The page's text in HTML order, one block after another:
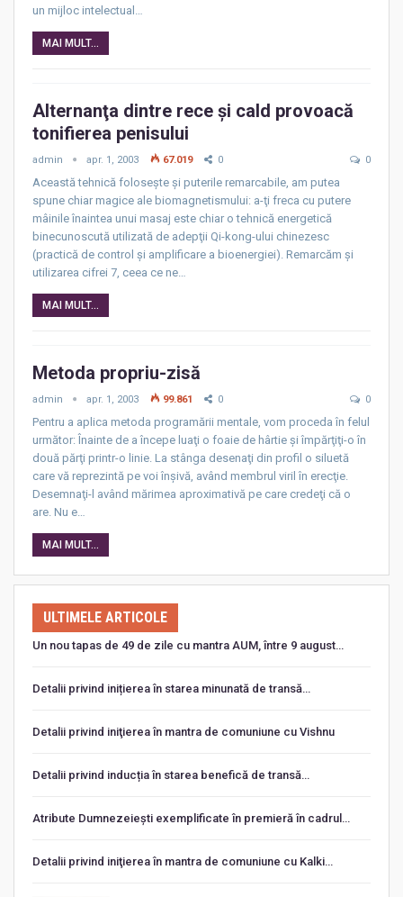
un mijloc intelectual…
MAI MULT...
Alternanţa dintre rece şi cald provoacă
tonifierea penisului
admin apr. 1, 2003 67.019 0 0
Această tehnică foloseşte şi puterile remarcabile, am putea
spune chiar magice ale biomagnetismului: a-ţi freca cu putere
mâinile înaintea unui masaj este chiar o tehnică energetică
binecunoscută utilizată de adepţii Qi-kong-ului chinezesc
(practică de control şi amplificare a bioenergiei). Remarcăm şi
utilizarea cifrei 7, ceea ce ne…
MAI MULT...
Metoda propriu-zisă
admin apr. 1, 2003 99.861 0 0
Pentru a aplica metoda programării mentale, vom proceda în felul
următor: Înainte de a începe luaţi o foaie de hârtie şi împărţiţi-o în
două părţi printr-o linie. La stânga desenaţi din profil o siluetă
care vă reprezintă pe voi înşivă, având membrul viril în erecţie.
Desemnaţi-l având mărimea aproximativă pe care credeţi că o
are. Nu e…
MAI MULT...
ULTIMELE ARTICOLE
Un nou tapas de 49 de zile cu mantra AUM, între 9 august…
Detalii privind inițierea în starea minunată de transă…
Detalii privind iniţierea în mantra de comuniune cu Vishnu
Detalii privind inducția în starea benefică de transă…
Atribute Dumnezeiești exemplificate în premieră în cadrul…
Detalii privind iniţierea în mantra de comuniune cu Kalki…